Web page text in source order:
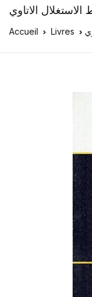
الاستغلال الاتاوي
Accueil Livres